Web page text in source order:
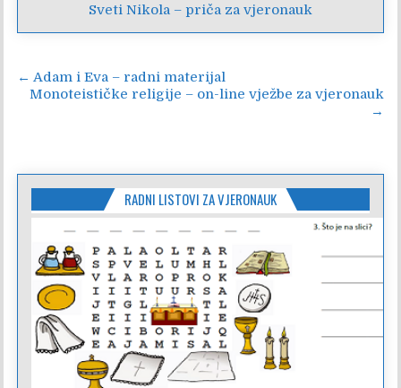
Sveti Nikola – priča za vjeronauk
Navigacija
objava
← Adam i Eva – radni materijal
Monoteističke religije – on-line vježbe za vjeronauk
→
RADNI LISTOVI ZA VJERONAUK